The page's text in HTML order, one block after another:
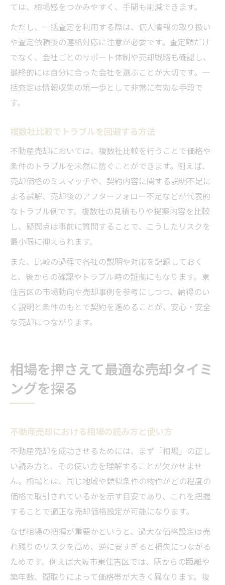
ては、相場感をつかみやすく、手間も削減できます。
ただし、一括査定を利用する際は、個人情報の取り扱い
や査定依頼後の連絡対応に注意が必要です。査定額だけ
でなく、会社ごとのサポート体制や売却戦略も確認し、
最終的には自分に合った会社を選ぶことが大切です。一
括査定は情報収集の第一歩として非常に有効な手段で
す。
複数社比較でトラブルを回避する方法
不動産売却においては、複数社比較を行うことで価格や
条件のトラブルを未然に防ぐことができます。例えば、
売却価格のミスマッチや、契約内容に関する説明不足に
よる誤解、売却後のアフターフォロー不足などが代表的
なトラブル例です。複数社の見積もりや提案内容を比較
し、疑問点は事前に質問することで、こうしたリスクを
最小限に抑えられます。
また、比較の過程で各社の説明や対応を記録しておく
と、後からの確認やトラブル時の証拠にもなります。東
住吉区の市場動向や売却事例を参考にしつつ、納得のい
く説明と条件のもとで契約を進めることが、安心・安全
な売却につながります。
相場を押さえて最適な売却タイミ
ングを探る
不動産売却における相場の読み方と使い方
不動産売却を成功させるためには、まず「相場」の正し
い読み方と、その使い方を理解することが欠かせませ
ん。相場とは、同じ地域や類似条件の物件がどの程度の
価格で取引されているかを示す目安であり、これを把握
することで適正な売却価格設定が可能になります。
なぜ相場の把握が重要かというと、過大な価格設定は売
れ残りのリスクを高め、逆に安すぎると損失につながる
ためです。例えば大阪市東住吉区では、駅からの距離や
築年数、間取りによって価格帯が大きく異なります。複